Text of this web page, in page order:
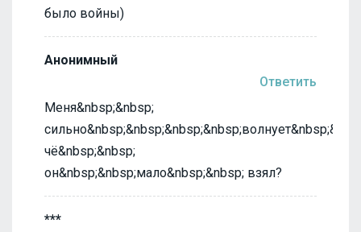
было войны)
Анонимный
Ответить
Меня&nbsp;&nbsp;
чё&nbsp;&nbsp;
он&nbsp;&nbsp;мало&nbsp;&nbsp; взял?
***